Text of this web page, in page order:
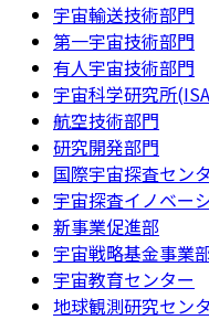
宇宙輸送技術部門
第一宇宙技術部門
有人宇宙技術部門
宇宙科学研究所
航空技術部門
研究開発部門
国際宇宙探査セン
宇宙探査イノベー
新事業促進部
宇宙戦略基金事業
宇宙教育センター
地球観測研究セン